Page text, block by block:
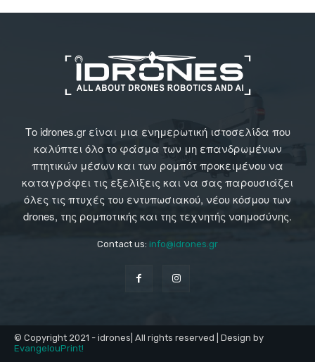
Το idrones.gr είναι μια ενημερωτική ιστοσελίδα που
καλύπτει όλο το φάσμα των μη επανδρωμένων
πτητικών μέσων και των ρομπότ προκειμένου να
καταγράφει τις εξελίξεις και να σας παρουσιάζει
όλες τις πτυχές του εντυπωσιακού, νέου κόσμου των
drones, της ρομποτικής και της τεχνητής νοημοσύνης.
Contact us: info@idrones.gr
© Copyright 2021 - idrones| All rights reserved | Design by
EvangelouPrint!